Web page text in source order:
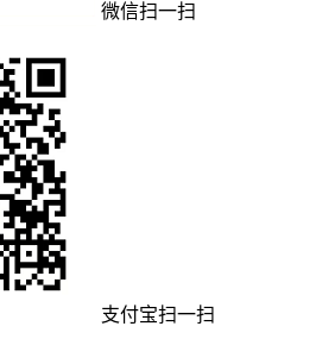
微信扫一扫
支付宝扫一扫